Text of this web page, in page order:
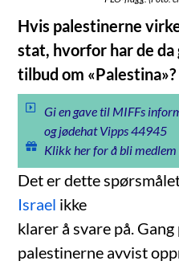
Hvis palestinerne
stat, hvorfor har de
tilbud om «Palestina»?
Gi en gave til MIFFs
og jødehat Vipps 44945
Klikk her for å bli medlem
Det er dette
Israel ikke
klarer å svare på. Gang
palestinerne avvist